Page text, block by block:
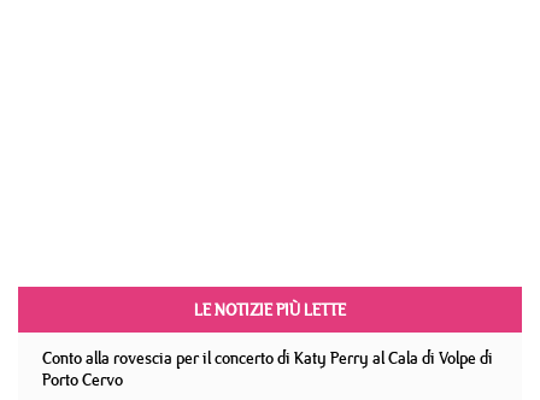
LE NOTIZIE PIÙ LETTE
Conto alla rovescia per il concerto di Katy Perry al Cala di Volpe di
Porto Cervo